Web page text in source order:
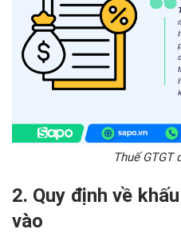
Thuế GTGT
2. Quy định về
vào